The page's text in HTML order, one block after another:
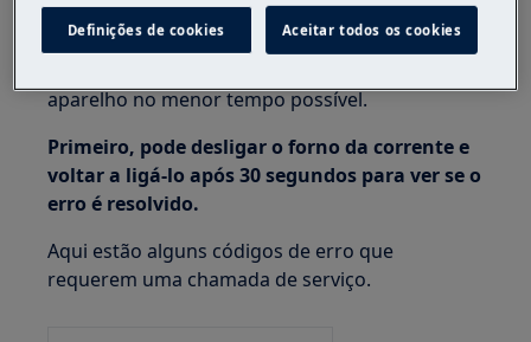
Estes códigos ajudam os nossos engenheiros a
identificar as possíveis causas da avaria que
aparelho no menor tempo possível.
Primeiro, pode desligar o forno da corrente e
voltar a ligá-lo após 30 segundos para ver se o
erro é resolvido.
Aqui estão alguns códigos de erro que
requerem uma chamada de serviço.
Definições de cookies Aceitar todos os cookies